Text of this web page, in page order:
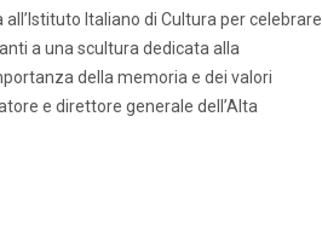
Italiano di Cultura per celebrare
a una scultura dedicata alla
della memoria e dei valori
e direttore generale dell’Alta